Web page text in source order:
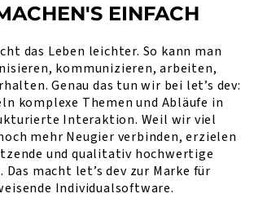
EINFACH
das Leben leichter. So kann man
kommunizieren, arbeiten,
Genau das tun wir bei let’s dev:
komplexe Themen und Abläufe in
Interaktion. Weil wir viel
mehr Neugier verbinden, erzielen
und qualitativ hochwertige
Das macht let’s dev zur Marke für
Individualsoftware.